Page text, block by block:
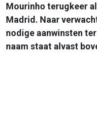
Mourinho terugkeer
Madrid. Naar
nodige aanwinsten
naam staat alvast